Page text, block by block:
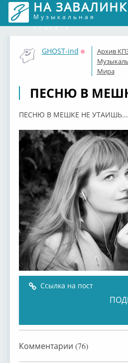
НА
Музыкальная
соцсеть
GHOST-ind
Оффлайн
Архив
Мира
ПЕСНЮ В
ПЕСНЮ В МЕШКЕ НЕ УТАИШЬ...
Ссылка на пост
Комментарии (76)